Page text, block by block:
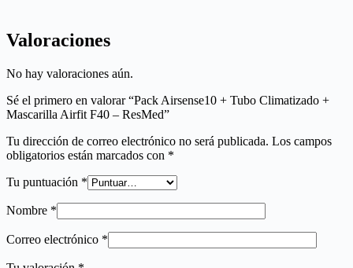
Valoraciones
No hay valoraciones aún.
Sé el primero en valorar “Pack Airsense10 + Tubo Climatizado +
Mascarilla Airfit F40 – ResMed”
Tu dirección de correo electrónico no será publicada. Los campos
obligatorios están marcados con *
Tu puntuación *
Nombre *
Correo electrónico *